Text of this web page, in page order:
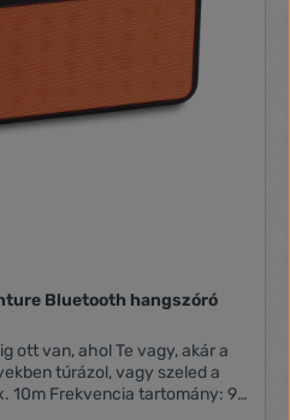
Bluetooth hangszóró
ott van, ahol Te vagy, akár a
túrázol, vagy szeled a